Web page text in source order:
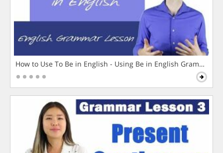
How to Use To Be in English - Using Be in English Grammar